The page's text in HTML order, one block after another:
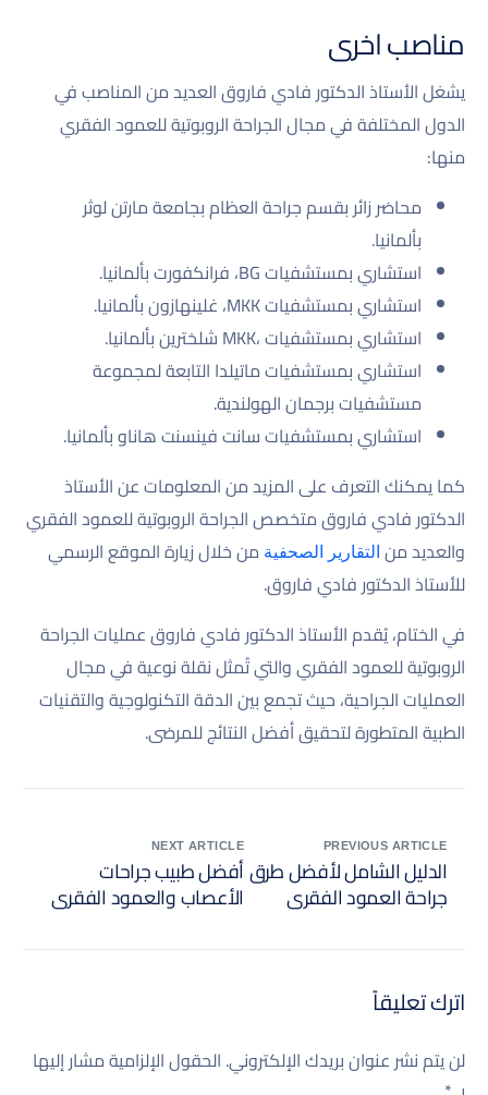
مناصب اخرى
يشغل الأستاذ الدكتور فادي فاروق العديد من المناصب في
الدول المختلفة في مجال الجراحة الروبوتية للعمود الفقري
منها:
محاضر زائر بقسم جراحة العظام بجامعة مارتن لوثر
بألمانيا.
استشاري بمستشفيات BG، فرانكفورت بألمانيا.
استشاري بمستشفيات MKK، غلينهازون بألمانيا.
استشاري بمستشفيات ،MKK شلخترين بألمانيا.
استشاري بمستشفيات ماتيلدا التابعة لمجموعة
مستشفيات برجمان الهولندية.
استشاري بمستشفيات سانت فينسنت هاناو بألمانيا.
كما يمكنك التعرف على المزيد من المعلومات عن الأستاذ
الدكتور فادي فاروق متخصص الجراحة الروبوتية للعمود الفقري
والعديد من التقارير الصحفية من خلال زيارة الموقع الرسمي
للأستاذ الدكتور فادي فاروق.
في الختام، يُقدم الأستاذ الدكتور فادي فاروق عمليات الجراحة
الروبوتية للعمود الفقري والتي تُمثل نقلة نوعية في مجال
العمليات الجراحية، حيث تجمع بين الدقة التكنولوجية والتقنيات
الطبية المتطورة لتحقيق أفضل النتائج للمرضى.
PREVIOUS ARTICLE
الدليل الشامل لأفضل طرق
جراحة العمود الفقري
NEXT ARTICLE
أفضل طبيب جراحات
الأعصاب والعمود الفقري
اترك تعليقاً
لن يتم نشر عنوان بريدك الإلكتروني. الحقول الإلزامية مشار إليها